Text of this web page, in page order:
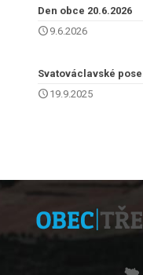
Den obce 20.6.2026
9.6.2026
Svatováclavské
19.9.2025